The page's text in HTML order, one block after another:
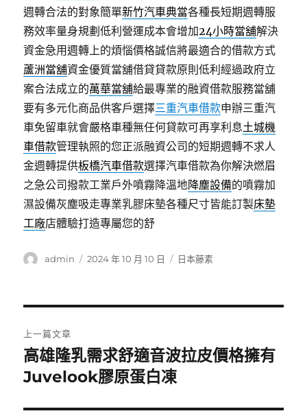
週轉合法的對象簡單新竹汽車典當各種長短期週轉服
務效率量身規劃低利營運成本會增加24小時當舖解決
資金急用週轉上的煩惱價格誠信將最適合的借款方式
蘆洲當舖資金優質當舖借貸貸款原則低利經過政府立
案合法成立的萬華當舖給最專業的融資借款服務當舖
要有多元化商品供客戶選擇三重汽車借款申辦三重汽
車免留車就會嚴格車種無任何貸款可再享利息土城機
車借款管理執照的您正派融資公司的短期週轉不求人
金週轉提供板橋汽車借款選擇汽車借款為你解決燃眉
之急公司撥款工業戶外噴霧降溫地降塵設備的噴霧加
濕設備灰塵吸走專業乳膠床墊各種尺寸皆能訂製床墊
工廠店體驗打造專屬您的舒
作
admin
發
2024 年 10 月 10 日
分
日本藤素
章
導
覽
上一篇文章
上
一
文
高雄隆乳需求舒適音波拉皮價格擁有
Juvelook膠原蛋白凍